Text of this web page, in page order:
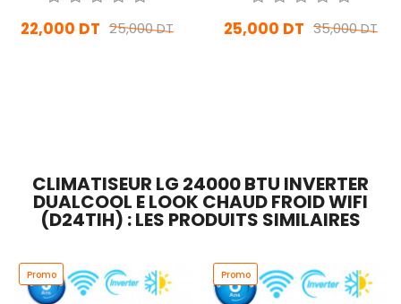
25,000 DT
22,000 DT 35,000 DT
25,000 DT
CLIMATISEUR LG 24000 BTU INVERTER
DUALCOOL E LOOK CHAUD FROID WIFI
(D24TIH) : LES PRODUITS SIMILAIRES
Promo Promo